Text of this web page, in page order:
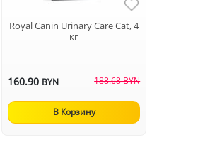
Royal Canin Urinary Care Cat, 4
кг
160.90 BYN 188.68 BYN
В Корзину